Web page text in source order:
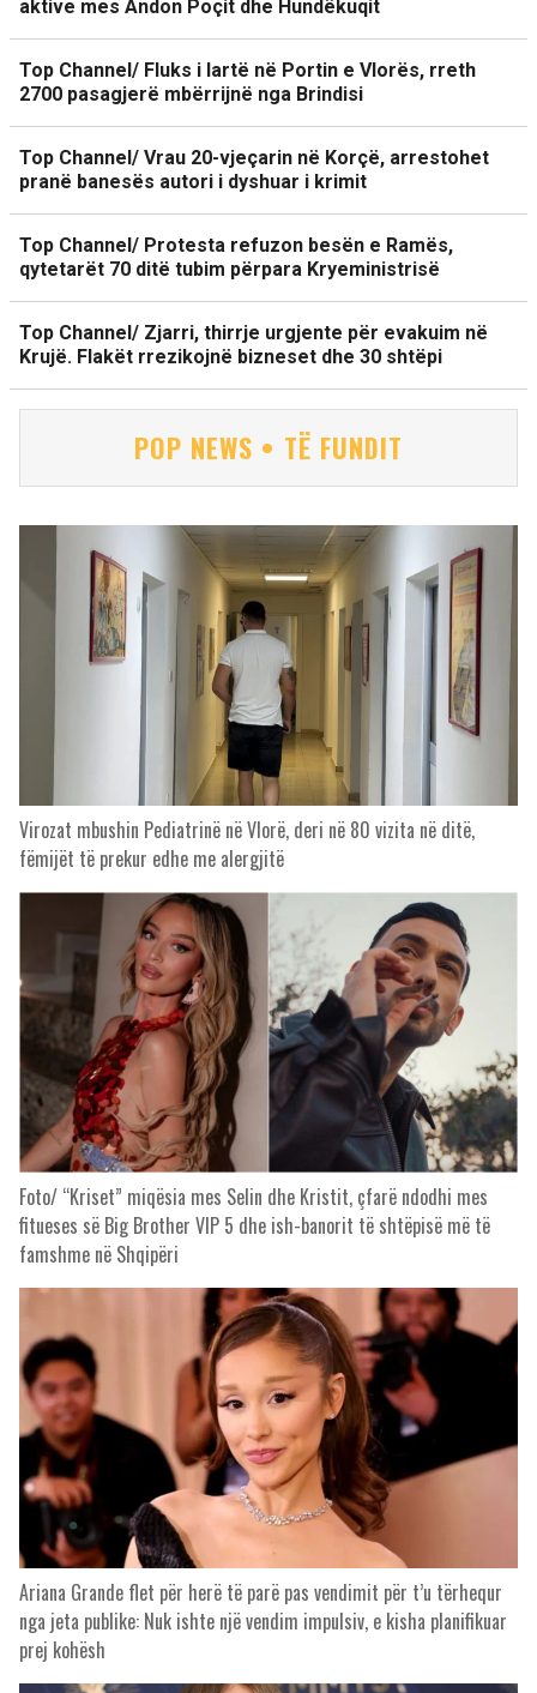
aktive mes Andon Poçit dhe Hundëkuqit
Top Channel/ Fluks i lartë në Portin e Vlorës, rreth
2700 pasagjerë mbërrijnë nga Brindisi
Top Channel/ Vrau 20-vjeçarin në Korçë, arrestohet
pranë banesës autori i dyshuar i krimit
Top Channel/ Protesta refuzon besën e Ramës,
qytetarët 70 ditë tubim përpara Kryeministrisë
Top Channel/ Zjarri, thirrje urgjente për evakuim në
Krujë. Flakët rrezikojnë bizneset dhe 30 shtëpi
POP NEWS • TË FUNDIT
Virozat mbushin Pediatrinë në Vlorë, deri në 80 vizita në ditë,
fëmijët të prekur edhe me alergjitë
Foto/ “Kriset” miqësia mes Selin dhe Kristit, çfarë ndodhi mes
fitueses së Big Brother VIP 5 dhe ish-banorit të shtëpisë më të
famshme në Shqipëri
Ariana Grande flet për herë të parë pas vendimit për t’u tërhequr
nga jeta publike: Nuk ishte një vendim impulsiv, e kisha planifikuar
prej kohësh